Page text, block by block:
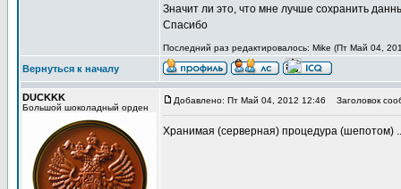
Значит ли это, что мне лучше сохранить
Спасибо
Последний раз редактировалось: Mike (Пт Май 04,
Вернуться к началу
DUCKKK
Большой шоколадный орден
Добавлено: Пт Май 04, 2012 12:46 Заголовок
Хранимая (серверная) процедура (шепотом)